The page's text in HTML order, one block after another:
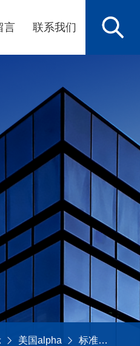
言 联系我们
美国alpha 标准样品